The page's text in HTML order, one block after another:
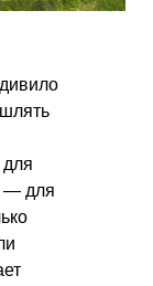
для
— для